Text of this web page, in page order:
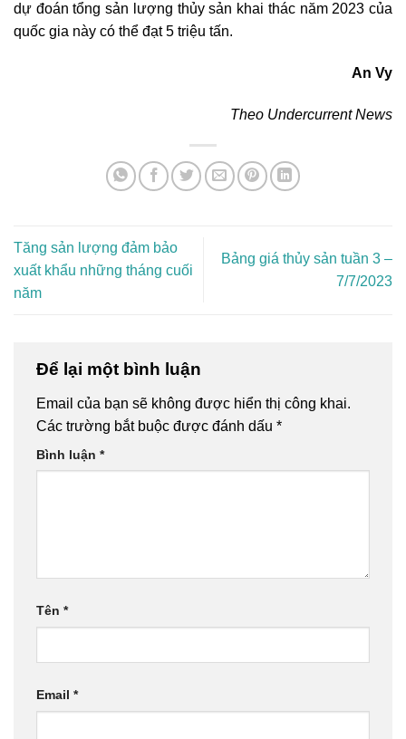
dự đoán tổng sản lượng thủy sản khai thác năm 2023 của
quốc gia này có thể đạt 5 triệu tấn.
An Vy
Theo Undercurrent News
Tăng sản lượng đảm bảo
xuất khẩu những tháng cuối
năm
Bảng giá thủy sản tuần 3 –
7/7/2023
Để lại một bình luận
Email của bạn sẽ không được hiển thị công khai.
Các trường bắt buộc được đánh dấu *
Bình luận *
Tên *
Email *